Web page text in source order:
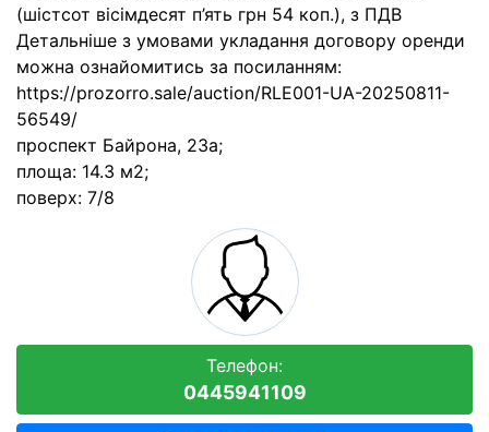
(шістсот вісімдесят п’ять грн 54 коп.), з ПДВ
Детальніше з умовами укладання договору оренди
можна ознайомитись за посиланням:
https://prozorro.sale/auction/RLE001-UA-20250811-
56549/
проспект Байрона, 23а;
площа: 14.3 м2;
поверх: 7/8
Телефон:
0445941109